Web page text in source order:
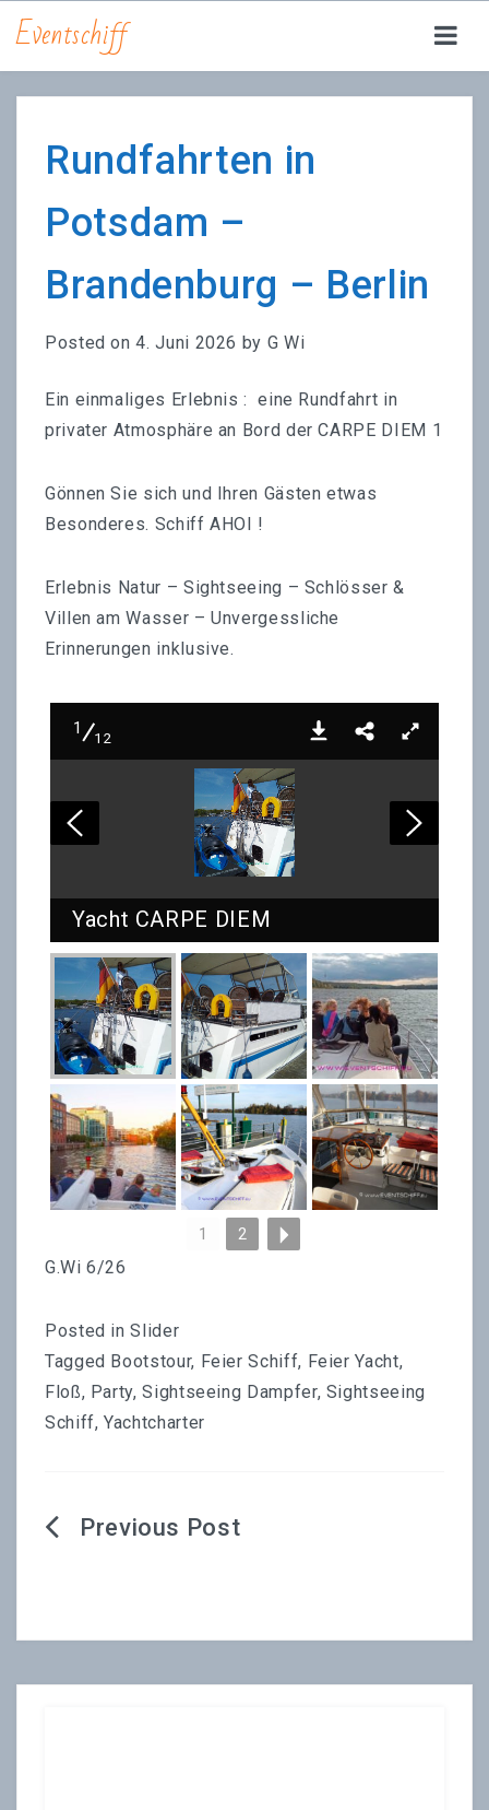
Eventschiff
YACHT CARPE DIEM
FEIERN | EVENTS
JETSKI
DRINKS | FOOD
ÜBER UNS
JOBS
ANFRAGE | RESERVIERUNG
Rundfahrten in
Potsdam –
Brandenburg – Berlin
Posted on4. Juni 2026 by G Wi
Ein einmaliges Erlebnis : eine Rundfahrt in
privater Atmosphäre an Bord der CARPE DIEM 1
Gönnen Sie sich und Ihren Gästen etwas
Besonderes. Schiff AHOI !
Erlebnis Natur – Sightseeing – Schlösser &
Villen am Wasser – Unvergessliche
Erinnerungen inklusive.
1
12
Yacht CARPE DIEM
1 2
G.Wi 6/26
Posted inSlider
Tagged Bootstour, Feier Schiff, Feier Yacht,
Floß, Party,Sightseeing Dampfer, Sightseeing
Schiff,Yachtcharter
Beitragsnavigation